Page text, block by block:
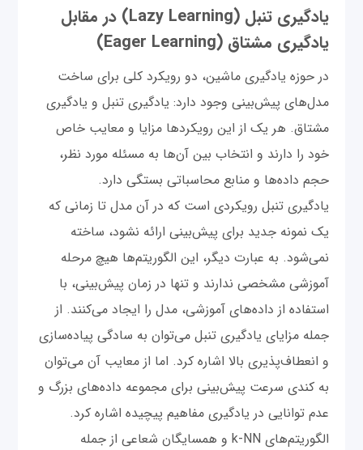
یادگیری تنبل (Lazy Learning) در مقابل
یادگیری مشتاق (Eager Learning)
در حوزه یادگیری ماشین، دو رویکرد کلی برای ساخت
مدل‌های پیش‌بینی وجود دارد: یادگیری تنبل و یادگیری
مشتاق. هر یک از این رویکردها مزایا و معایب خاص
خود را دارند و انتخاب بین آن‌ها به مسئله مورد نظر،
حجم داده‌ها و منابع محاسباتی بستگی دارد.
یادگیری تنبل رویکردی است که در آن مدل تا زمانی که
یک نمونه جدید برای پیش‌بینی ارائه نشود، ساخته
نمی‌شود. به عبارت دیگر، این الگوریتم‌ها هیچ مرحله
آموزشی مشخصی ندارند و تنها در زمان پیش‌بینی، با
استفاده از داده‌های آموزشی، مدل را ایجاد می‌کنند. از
جمله مزایای یادگیری تنبل می‌توان به سادگی پیاده‌سازی
و انعطاف‌پذیری بالا اشاره کرد. اما از معایب آن می‌توان
به کندی سرعت پیش‌بینی برای مجموعه داده‌های بزرگ و
عدم توانایی در یادگیری مفاهیم پیچیده اشاره کرد.
الگوریتم‌های k-NN و همسایگان شعاعی از جمله